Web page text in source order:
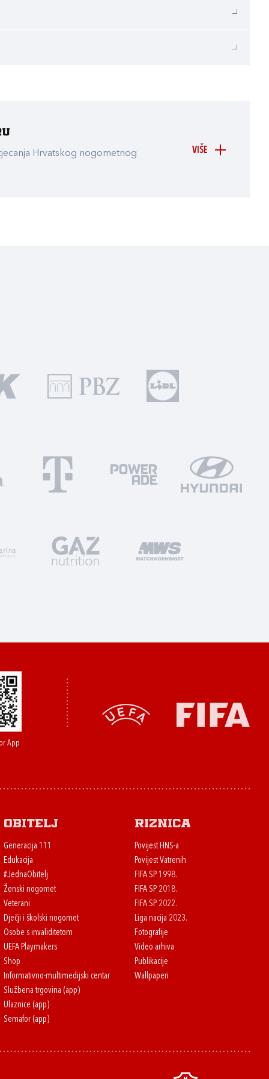
VIŠE
Hrvatskog nogometnog
App
Obitelj
Generacija 111
Edukacija
#JednaObitelj
Ženski nogomet
Veterani
Dječji i školski nogomet
Osobe s invaliditetom
UEFA Playmakers
Shop
Informativno-multimedijski centar
Službena trgovina (app)
Ulaznice (app)
Semafor (app)
Riznica
Povijest HNS-a
Povijest Vatrenih
FIFA SP 1998.
FIFA SP 2018.
FIFA SP 2022.
Liga nacija 2023.
Fotografije
Video arhiva
Publikacije
Wallpaperi